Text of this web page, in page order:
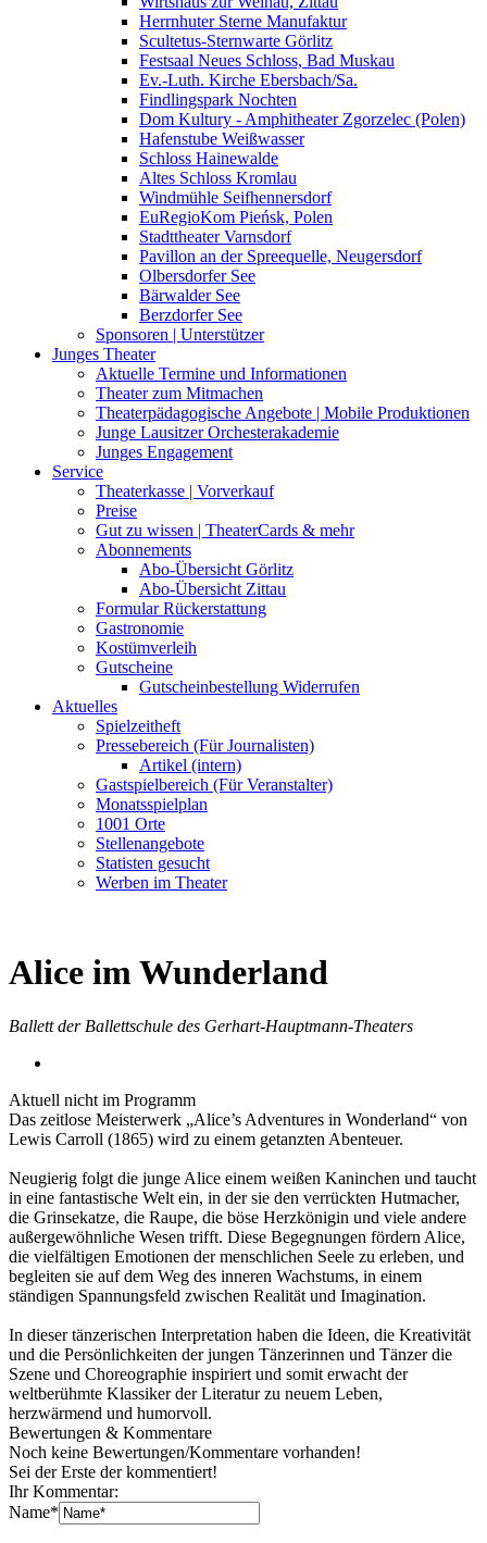
Herrnhuter Sterne Manufaktur
Scultetus-Sternwarte Görlitz
Festsaal Neues Schloss, Bad Muskau
Ev.-Luth. Kirche Ebersbach/­Sa.
Findlingspark Nochten
Dom Kultury - Amphitheater Zgorzelec (Polen)
Hafenstube Weißwasser
Schloss Hainewalde
Altes Schloss Kromlau
Windmühle Seifhennersdorf
EuRegioKom Pieńsk, Polen
Stadttheater Varnsdorf
Pavillon an der Spreequelle, Neugersdorf
Olbersdorfer See
Bärwalder See
Berzdorfer See
Sponsoren | Unterstützer
Junges Theater
Aktuelle Termine und Informationen
Theater zum Mitmachen
Theaterpädagogische Angebote | Mobile Produktionen
Junge Lausitzer Orchesterakademie
Junges Engagement
Service
Theaterkasse | Vorverkauf
Preise
Gut zu wissen | TheaterCards & mehr
Abonnements
Abo-Übersicht Görlitz
Abo-Übersicht Zittau
Formular Rückerstattung
Gastronomie
Kostümverleih
Gutscheine
Gutscheinbestellung Widerrufen
Aktuelles
Spielzeitheft
Pressebereich (Für Journalisten)
Artikel (intern)
Gastspielbereich (Für Veranstalter)
Monatsspielplan
1001 Orte
Stellenangebote
Statisten gesucht
Werben im Theater
Alice im Wunderland
Ballett der Ballettschule des Gerhart-Hauptmann-Theaters
Aktuell nicht im Programm
Das zeitlose Meisterwerk „Alice’s Adventures in Wonderland“ von
Lewis Carroll (1865) wird zu einem getanzten Abenteuer.
Neugierig folgt die junge Alice einem weißen Kaninchen und taucht
in eine fantastische Welt ein, in der sie den verrückten Hutmacher,
die Grinsekatze, die Raupe, die böse Herzkönigin und viele andere
außergewöhnliche Wesen trifft. Diese Begegnungen fördern Alice,
die vielfältigen Emotionen der menschlichen Seele zu erleben, und
begleiten sie auf dem Weg des inneren Wachstums, in einem
ständigen Spannungsfeld zwischen Realität und Imagination.
In dieser tänzerischen Interpretation haben die Ideen, die Kreativität
und die Persönlichkeiten der jungen Tänzerinnen und Tänzer die
Szene und Choreographie inspiriert und somit erwacht der
weltberühmte Klassiker der Literatur zu neuem Leben,
herzwärmend und humorvoll.
Bewertungen & Kommentare
Noch keine Bewertungen/­Kommentare vorhanden!
Sei der Erste der kommentiert!
Ihr Kommentar:
Name*